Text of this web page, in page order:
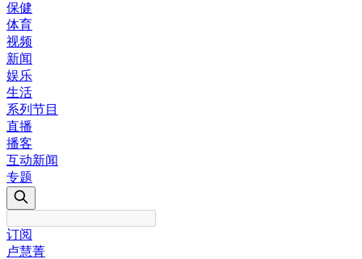
保健
体育
视频
新闻
娱乐
生活
系列节目
直播
播客
互动新闻
专题
订阅
卢慧菁